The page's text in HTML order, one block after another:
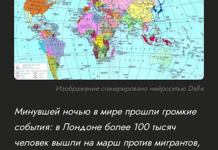
Изображение сгенерировано нейросетью Dall-e
Минувшей ночью в мире прошли громкие
события: в Лондоне более 100 тысяч
человек вышли на марш против мигрантов,